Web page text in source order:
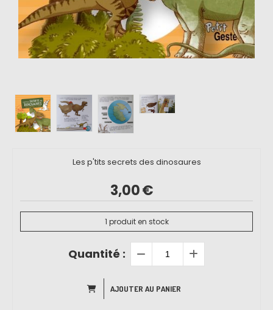
Les p'tits secrets des dinosaures
3,00€
1 produit en stock
Quantité :
AJOUTER AU PANIER